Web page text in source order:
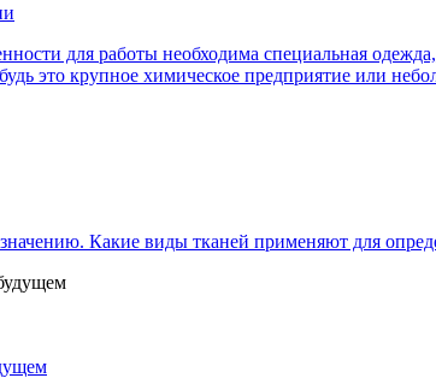
для работы необходима специальная
это крупное химическое предприятие или
Какие виды тканей применяют для